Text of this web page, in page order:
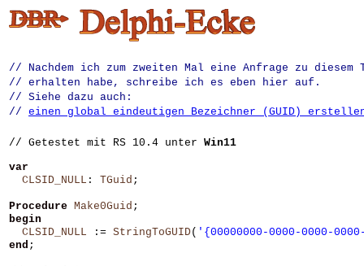
// Nachdem ich zum zweiten Mal eine Anfrage zu diesem
// erhalten habe, schreibe ich es eben hier auf.
// Siehe dazu auch:
// einen global eindeutigen Bezeichner (GUID)
// Getestet mit RS 10.4 unter Win11
var
CLSID_NULL : TGuid ;
Procedure Make0Guid ;
begin
CLSID_NULL
:= StringToGUID( '{00000000-0000-0000-
end ;